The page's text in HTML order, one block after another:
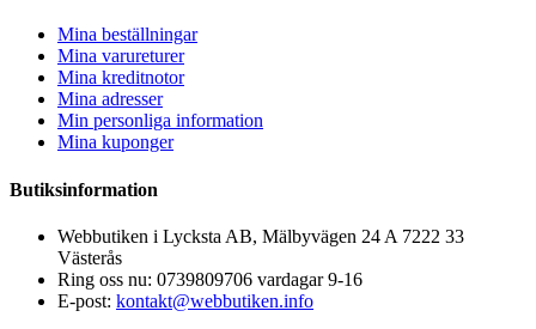
Mina beställningar
Mina varureturer
Mina kreditnotor
Mina adresser
Min personliga information
Mina kuponger
Butiksinformation
Webbutiken i Lycksta AB, Mälbyvägen 24 A 7222 33
Västerås
Ring oss nu: 0739809706 vardagar 9-16
E-post: kontakt@webbutiken.info